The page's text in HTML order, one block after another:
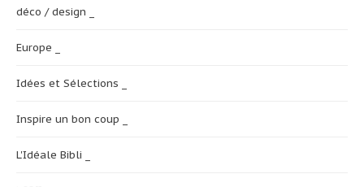
déco / design _
Europe _
Idées et Sélections _
Inspire un bon coup _
L'Idéale Bibli _